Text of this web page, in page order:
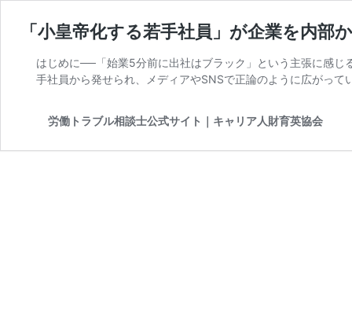
「小皇帝化する若手社員」が企業を内部
はじめに──「始業5分前に出社はブラック」という主張に感
手社員から発せられ、メディアやSNSで正論のように広がっ
労働トラブル相談士公式サイト｜キャリア人財育英協会